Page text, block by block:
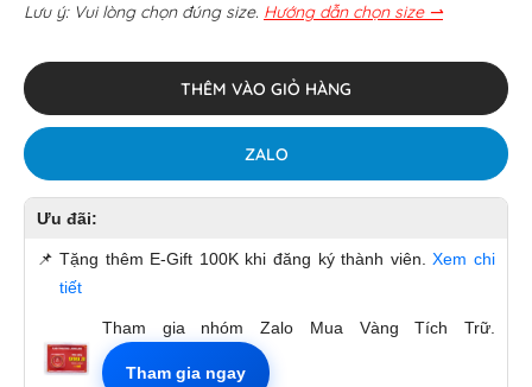
Lưu ý: Vui lòng chọn đúng size. Hướng dẫn chọn size ⇀
THÊM VÀO GIỎ HÀNG
ZALO
Ưu đãi:
📌 Tặng thêm E-Gift 100K khi đăng ký thành viên.Xem chi
tiết
Tham gia nhóm Zalo Mua Vàng Tích Trữ.
Tham gia ngay